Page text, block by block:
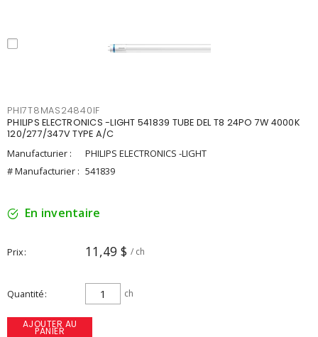
PHI7T8MAS24840IF
PHILIPS ELECTRONICS -LIGHT 541839 TUBE DEL T8 24PO 7W 4000K
120/277/347V TYPE A/C
Manufacturier :
PHILIPS ELECTRONICS -LIGHT
# Manufacturier : 541839
En inventaire
Prix 11,49 $ / ch
Quantité ch
AJOUTER AU
PANIER